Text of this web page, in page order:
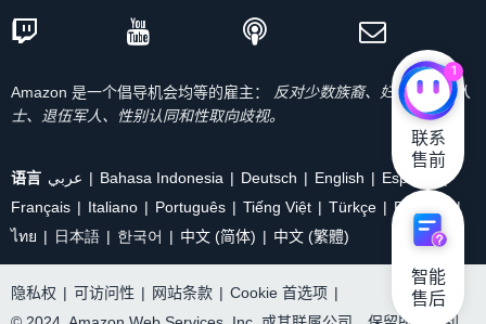
Amazon 是一个倡导机会均等的雇主：
反对少数族裔、妇女、残疾人
士、退伍军人、性别认同和性取向歧视。
语言 عربي Bahasa Indonesia Deutsch English
Español
Français
Italiano Português Tiếng Việt Türkçe
Ρусский
ไทย
日本語 한국어 中文 (简体) 中文 (繁體)
隐私权 | 可访问性 | 网站条款 | Cookie 首选项 |
1
联系
售前
智能
售后